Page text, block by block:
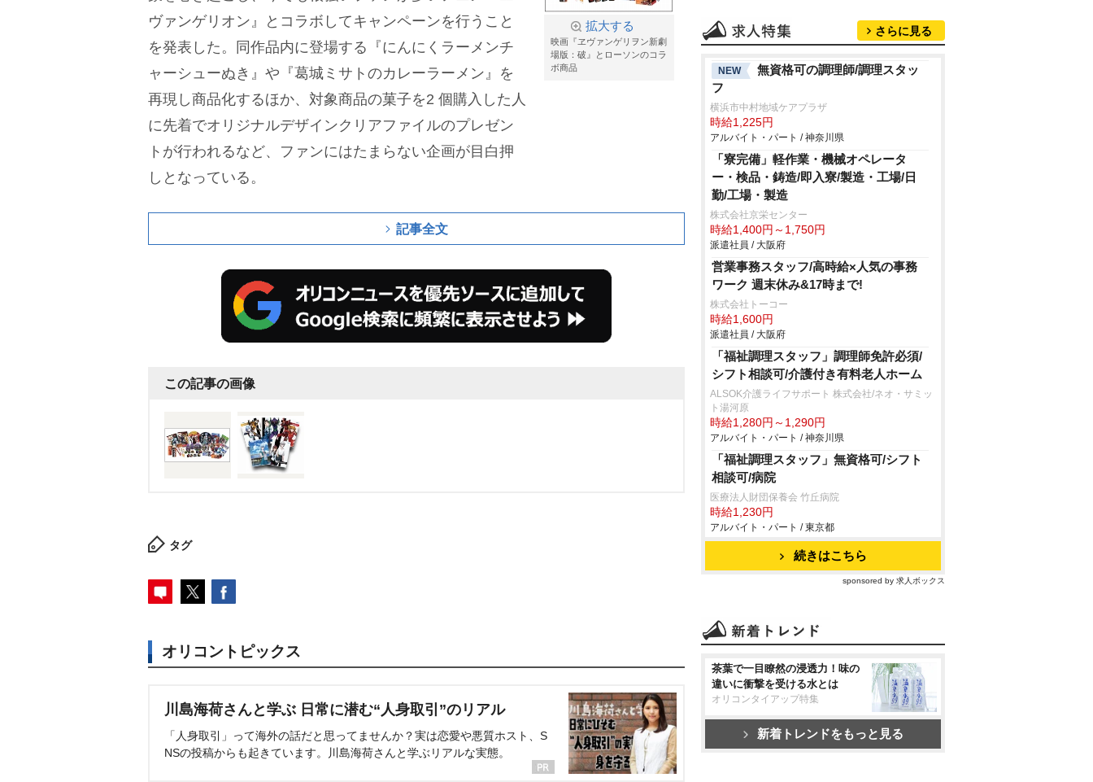
拡大する
映画『ヱヴァンゲリヲン新劇
場版：破』とローソンのコラ
ボ商品
ヴァンゲリオン』とコラボしてキャンペーンを行うこと
を発表した。同作品内に登場する『にんにくラーメンチ
ャーシューぬき』や『葛城ミサトのカレーラーメン』を
再現し商品化するほか、対象商品の菓子を2 個購入した人
に先着でオリジナルデザインクリアファイルのプレゼン
トが行われるなど、ファンにはたまらない企画が目白押
しとなっている。
記事全文
この記事の画像
タグ
オリコントピックス
川島海荷さんと学ぶ 日常に潜む“人身取引”のリアル
「人身取引」って海外の話だと思ってませんか？実は恋愛や悪質ホスト、S
NSの投稿からも起きています。川島海荷さんと学ぶリアルな実態。
さらに見る
NEW
無資格可の調理師/調理スタッ
フ
横浜市中村地域ケアプラザ
時給1,225円
アルバイト・パート / 神奈川県
「寮完備」軽作業・機械オペレータ
ー・検品・鋳造/即入寮/製造・工場/日
勤/工場・製造
株式会社京栄センター
時給1,400円～1,750円
派遣社員 / 大阪府
営業事務スタッフ/高時給×人気の事務
ワーク 週末休み&17時まで!
株式会社トーコー
時給1,600円
派遣社員 / 大阪府
「福祉調理スタッフ」調理師免許必須/
シフト相談可/介護付き有料老人ホーム
ALSOK介護ライフサポート 株式会社/ネオ・サミッ
ト湯河原
時給1,280円～1,290円
アルバイト・パート / 神奈川県
「福祉調理スタッフ」無資格可/シフト
相談可/病院
医療法人財団保養会 竹丘病院
時給1,230円
アルバイト・パート / 東京都
続きはこちら
sponsored by 求人ボックス
茶葉で一目瞭然の浸透力！味の
違いに衝撃を受ける水とは
オリコンタイアップ特集
新着トレンドをもっと見る